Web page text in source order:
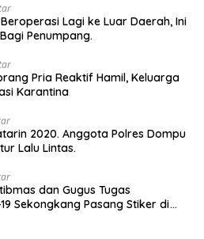
Lagi ke Luar Daerah, Ini
Penumpang.
Pria Reaktif Hamil, Keluarga
Karantina
2020. Anggota Polres Dompu
Lalu Lintas.
dan Gugus Tugas
Sekongkang Pasang Stiker di